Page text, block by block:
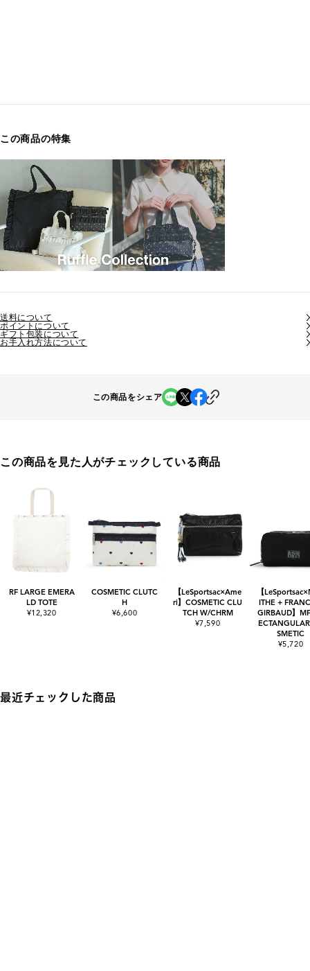
この商品の特集
送料について
ポイントについて
ギフト包装について
お手入れ方法について
この商品をシェア
この商品を見た人がチェックしている商品
RF LARGE EMERA
LD TOTE
¥12,320
COSMETIC CLUTC
H
¥6,600
【LeSportsac×Ame
ri】COSMETIC CLU
TCH W/CHRM
¥7,590
【
ITHE +
GIRBAUD】
SMETIC
¥5,720
最近チェックした商品